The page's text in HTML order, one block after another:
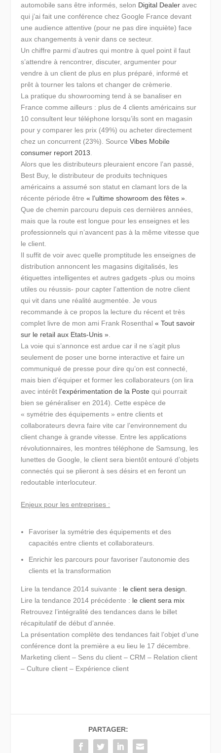
automobile sans être informés, selon Digital Dealer avec
qui j’ai fait une conférence chez Google France devant
une audience attentive (pour ne pas dire inquiète) face
aux changements à venir dans ce secteur.
Un chiffre parmi d’autres qui montre à quel point il faut
s’attendre à rencontrer, discuter, argumenter pour
vendre à un client de plus en plus préparé, informé et
prêt à tourner les talons et changer de crèmerie.
La pratique du showrooming tend à se banaliser en
France comme ailleurs : plus de 4 clients américains sur
10 consultent leur téléphone lorsqu’ils sont en magasin
pour y comparer les prix (49%) ou acheter directement
chez un concurrent (23%). SourceVibes Mobile
consumer report 2013
Alors que les distributeurs pleuraient encore l’an passé,
Best Buy, le distributeur de produits techniques
américains a assumé son statut en clamant lors de la
récente période être« l’ultime showroom des fêtes »
Que de chemin parcouru depuis ces dernières années,
mais que la route est longue pour les enseignes et les
professionnels qui n’avancent pas à la même vitesse que
le client.
Il suffit de voir avec quelle promptitude les enseignes de
distribution annoncent les magasins digitalisés, les
étiquettes intelligentes et autres gadgets -plus ou moins
utiles ou réussis- pour capter l’attention de notre client
qui vit dans une réalité augmentée. Je vous
recommande à ce propos la lecture du récent et très
complet livre de mon ami Frank Rosenthal« Tout savoir
sur le retail aux Etats-Unis »
La voie qui s’annonce est ardue car il ne s’agit plus
seulement de poser une borne interactive et faire un
communiqué de presse pour dire qu’on est connecté,
mais bien d’équiper et former les collaborateurs (on lira
avec intérêt l’expérimentation de la Poste qui pourrait
bien se généraliser en 2014). Cette espèce de
« symétrie des équipements » entre clients et
collaborateurs devra faire vite car l’environnement du
client change à grande vitesse. Entre les applications
révolutionnaires, les montres téléphone de Samsung, les
lunettes de Google, le client sera bientôt entouré d’objets
connectés qui se plieront à ses désirs et en feront un
redoutable interlocuteur.
Enjeux pour les entreprises :
Favoriser la symétrie des équipements et des
capacités entre clients et collaborateurs.
Enrichir les parcours pour favoriser l’autonomie des
clients et la transformation
Lire la tendance 2014 suivante : le client sera design.
Lire la tendance 2014 précédente : le client sera mix
Retrouvez l’intégralité des tendances dans le billet
récapitulatif de début d’année.
La présentation complète des tendances fait l’objet d’une
conférence dont la première a eu lieu le 17 décembre.
Marketing client – Sens du client – CRM – Relation client
– Culture client – Expérience client
PARTAGER: